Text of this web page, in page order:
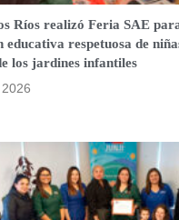
Ríos realizó Feria SAE
educativa respetuosa de
los jardines infantiles